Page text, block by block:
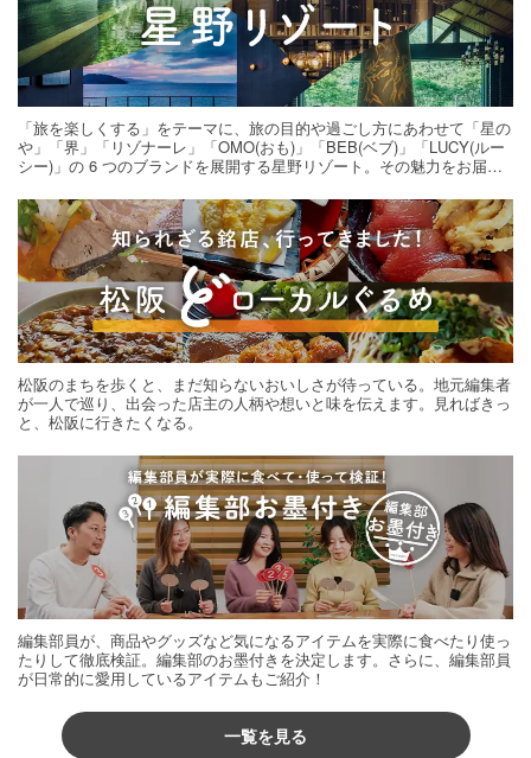
「旅を楽しくする」をテーマに、旅の目的や過ごし方にあわせて「星の
や」「界」「リゾナーレ」「OMO(おも)」「BEB(ベブ)」「LUCY(ルー
シー)」の 6 つのブランドを展開する星野リゾート。その魅力をお届け
松阪のまちを歩くと、まだ知らないおいしさが待っている。地元編集者
が一人で巡り、出会った店主の人柄や想いと味を伝えます。見ればきっ
と、松阪に行きたくなる。
編集部員が、商品やグッズなど気になるアイテムを実際に食べたり使っ
たりして徹底検証。編集部のお墨付きを決定します。さらに、編集部員
が日常的に愛用しているアイテムもご紹介！
一覧を見る